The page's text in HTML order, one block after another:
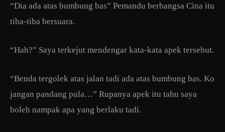
“Dia ada atas bumbung bas” Pemandu berbangsa Cina itu
tiba-tiba bersuara.
“Hah?” Saya terkejut mendengar kata-kata apek tersebut.
“Benda tergolek atas jalan tadi ada atas bumbung bas. Ko
jangan pandang pula…” Rupanya apek itu tahu saya
boleh nampak apa yang berlaku tadi.